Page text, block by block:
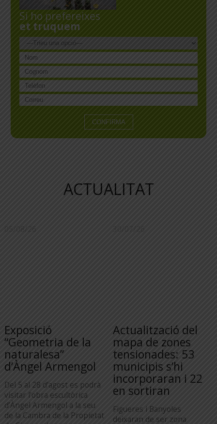
Si ho prefereixes
et truquem
ACTUALITAT
05/08/26
Exposició
“Geometria de la
naturalesa”
d’Àngel Armengol
Del 5 al 28 d’agost es podrà
visitar l’obra escultòrica
d’Àngel Armengol a la seu
de la Cambra de la Propietat
30/07/26
Actualització del
mapa de zones
tensionades: 53
municipis s’hi
incorporaran i 22
en sortiran
Figueres i Banyoles
deixaran de ser zona